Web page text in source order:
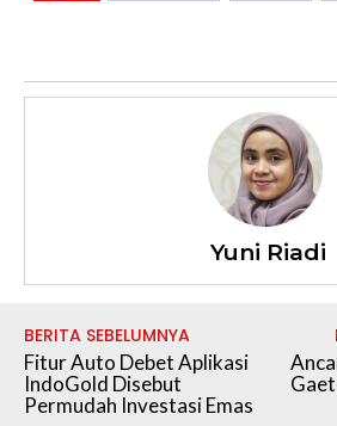
Yuni Riadi
BERITA SEBELUMNYA
Fitur Auto Debet Aplikasi
IndoGold Disebut
Permudah Investasi Emas